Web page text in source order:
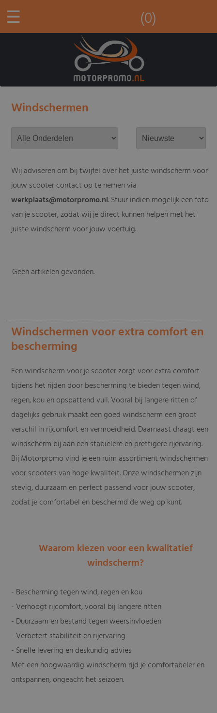
☰ (0)
Windschermen
Wij adviseren om bij twijfel over het juiste windscherm voor
jouw scooter contact op te nemen via
werkplaats@motorpromo.nl. Stuur indien mogelijk een foto
van je scooter, zodat wij je direct kunnen helpen met het
juiste windscherm voor jouw voertuig.
Geen artikelen gevonden.
Windschermen voor extra comfort en
bescherming
Een windscherm voor je scooter zorgt voor extra comfort
tijdens het rijden door bescherming te bieden tegen wind,
regen, kou en opspattend vuil. Vooral bij langere ritten of
dagelijks gebruik maakt een goed windscherm een groot
verschil in rijcomfort en vermoeidheid. Daarnaast draagt een
windscherm bij aan een stabielere en prettigere rijervaring.
Bij Motorpromo vind je een ruim assortiment windschermen
voor scooters van hoge kwaliteit. Onze windschermen zijn
stevig, duurzaam en perfect passend voor jouw scooter,
zodat je comfortabel en beschermd de weg op kunt.
Waarom kiezen voor een kwalitatief
windscherm?
- Bescherming tegen wind, regen en kou
- Verhoogt rijcomfort, vooral bij langere ritten
- Duurzaam en bestand tegen weersinvloeden
- Verbetert stabiliteit en rijervaring
- Snelle levering en deskundig advies
Met een hoogwaardig windscherm rijd je comfortabeler en
ontspannen, ongeacht het seizoen.